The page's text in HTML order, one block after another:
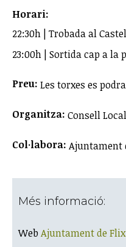
Horari:
22:30h | Trobada al
23:00h | Sortida cap a la
Preu: Les torxes es
Organitza: Consell
Col·labora: Ajuntament
Més informació:
Web Ajuntament de Flix